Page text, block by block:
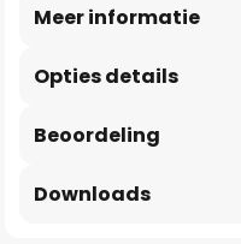
Opties details
Meer informatie
Beoordeling
Downloads